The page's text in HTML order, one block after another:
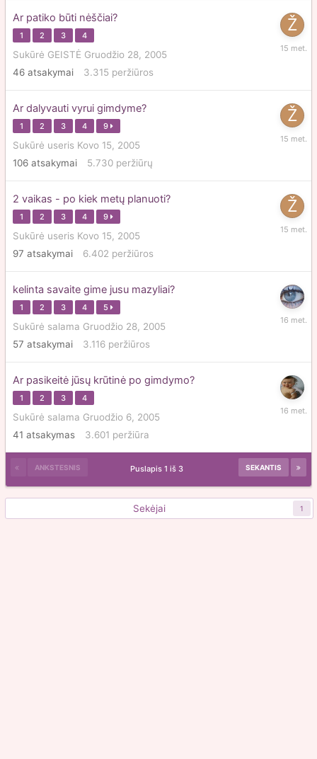
Ar patiko būti nėščiai?
1 2 3 4
Sukūrė GEISTĖ Gruodžio 28, 2005
46 atsakymai 3.315 peržiūros
Ar dalyvauti vyrui gimdyme?
1 2 3 4 9
Sukūrė useris Kovo 15, 2005
106 atsakymai 5.730 peržiūrų
2 vaikas - po kiek metų planuoti?
1 2 3 4 9
Sukūrė useris Kovo 15, 2005
97 atsakymai 6.402 peržiūros
kelinta savaite gime jusu mazyliai?
1 2 3 4 5
Sukūrė salama Gruodžio 28, 2005
57 atsakymai 3.116 peržiūros
Kovo
Ar pasikeitė jūsų krūtinė po gimdymo?
1 2 3 4
Sukūrė salama Gruodžio 6, 2005
41 atsakymas 3.601 peržiūra
ANKSTESNIS SEKANTIS
Puslapis 1 iš 3
Sekėjai 1